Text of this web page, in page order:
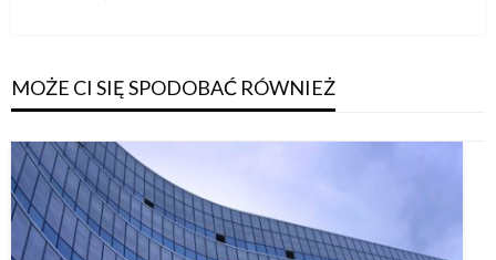
MOŻE CI SIĘ SPODOBAĆ RÓWNIEŻ